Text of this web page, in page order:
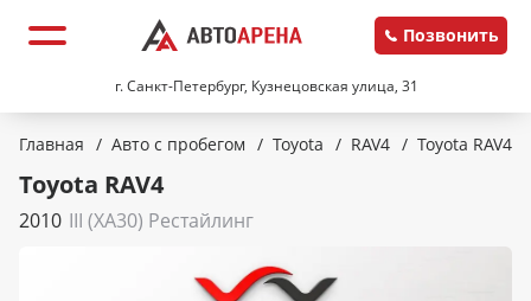
г. Санкт-Петербург, Кузнецовская улица, 31
Позвонить
Главная / Авто с пробегом / Toyota / RAV4 / Toyota RAV4
Toyota RAV4
2010 III (XA30) Рестайлинг